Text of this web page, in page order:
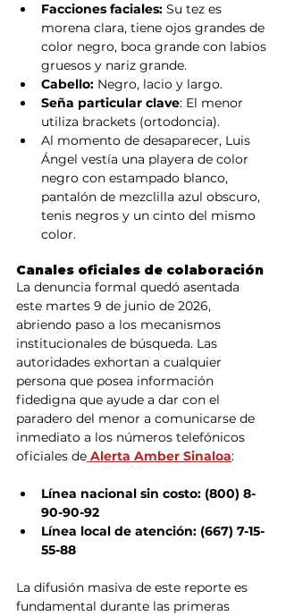
Facciones faciales: Su tez es
morena clara, tiene ojos grandes de
color negro, boca grande con labios
gruesos y nariz grande.
Cabello: Negro, lacio y largo.
Seña particular clave: El menor
utiliza brackets (ortodoncia).
Al momento de desaparecer, Luis
Ángel vestía una playera de color
negro con estampado blanco,
pantalón de mezclilla azul obscuro,
tenis negros y un cinto del mismo
color.
Canales oficiales de colaboración
La denuncia formal quedó asentada
este martes 9 de junio de 2026,
abriendo paso a los mecanismos
institucionales de búsqueda. Las
autoridades exhortan a cualquier
persona que posea información
fidedigna que ayude a dar con el
paradero del menor a comunicarse de
inmediato a los números telefónicos
oficiales de Alerta Amber Sinaloa:
Línea nacional sin costo: (800) 8-
90-90-92
Línea local de atención: (667) 7-15-
55-88
La difusión masiva de este reporte es
fundamental durante las primeras